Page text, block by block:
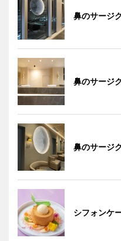
鼻のサージ
鼻のサージ
鼻のサージ
シフォンケ